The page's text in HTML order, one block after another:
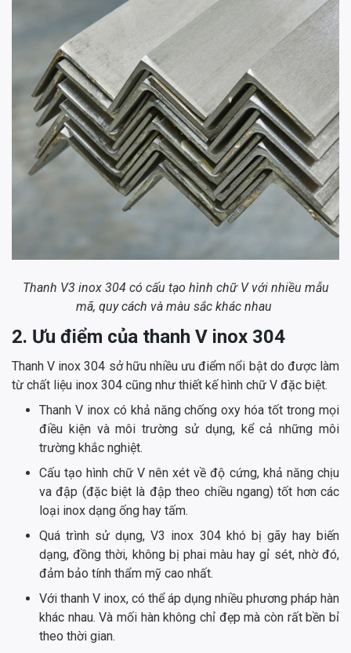
Thanh V3 inox 304 có cấu tạo hình chữ V với nhiều mẫu
mã, quy cách và màu sắc khác nhau
2. Ưu điểm của thanh V inox 304
Thanh V inox 304 sở hữu nhiều ưu điểm nổi bật do được làm
từ chất liệu inox 304 cũng như thiết kế hình chữ V đặc biệt.
Thanh V inox có khả năng chống oxy hóa tốt trong mọi
điều kiện và môi trường sử dụng, kể cả những môi
trường khắc nghiệt.
Cấu tạo hình chữ V nên xét về độ cứng, khả năng chịu
va đập (đặc biệt là đập theo chiều ngang) tốt hơn các
loại inox dạng ống hay tấm.
Quá trình sử dụng, V3 inox 304 khó bị gãy hay biến
dạng, đồng thời, không bị phai màu hay gỉ sét, nhờ đó,
đảm bảo tính thẩm mỹ cao nhất.
Với thanh V inox, có thể áp dụng nhiều phương pháp hàn
khác nhau. Và mối hàn không chỉ đẹp mà còn rất bền bỉ
theo thời gian.